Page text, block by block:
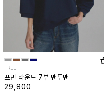
FREE
프민 라운드 7부 맨투맨
29,800